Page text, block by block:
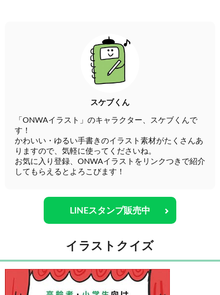
スケブくん
「ONWAイラスト」のキャラクター、スケブくんで
す！
かわいい・ゆるい手書きのイラスト素材がたくさんあ
りますので、気軽に使ってくださいね。
お気に入り登録、ONWAイラストをリンクつきで紹介
してもらえるとよろこびます！
LINEスタンプ販売中
イラストクイズ